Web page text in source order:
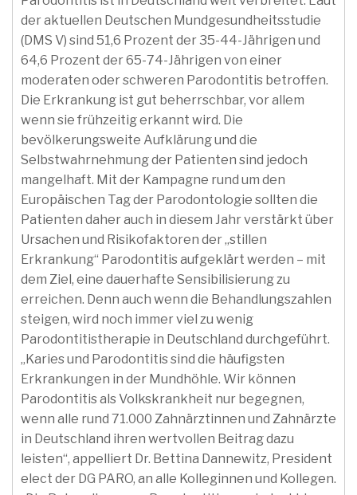
der aktuellen Deutschen Mundgesundheitsstudie
(DMS V) sind 51,6 Prozent der 35-44-Jährigen und
64,6 Prozent der 65-74-Jährigen von einer
moderaten oder schweren Parodontitis betroffen.
Die Erkrankung ist gut beherrschbar, vor allem
wenn sie frühzeitig erkannt wird. Die
bevölkerungsweite Aufklärung und die
Selbstwahrnehmung der Patienten sind jedoch
mangelhaft. Mit der Kampagne rund um den
Europäischen Tag der Parodontologie sollten die
Patienten daher auch in diesem Jahr verstärkt über
Ursachen und Risikofaktoren der „stillen
Erkrankung“ Parodontitis aufgeklärt werden – mit
dem Ziel, eine dauerhafte Sensibilisierung zu
erreichen. Denn auch wenn die Behandlungszahlen
steigen, wird noch immer viel zu wenig
Parodontitistherapie in Deutschland durchgeführt.
„Karies und Parodontitis sind die häufigsten
Erkrankungen in der Mundhöhle. Wir können
Parodontitis als Volkskrankheit nur begegnen,
wenn alle rund 71.000 Zahnärztinnen und Zahnärzte
in Deutschland ihren wertvollen Beitrag dazu
leisten“, appelliert Dr. Bettina Dannewitz, President
elect der DG PARO, an alle Kolleginnen und Kollegen.